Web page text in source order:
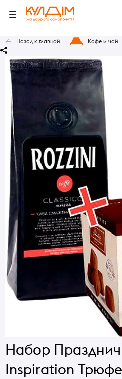
Назад к главной Кофе и чай
Набор
Inspiration